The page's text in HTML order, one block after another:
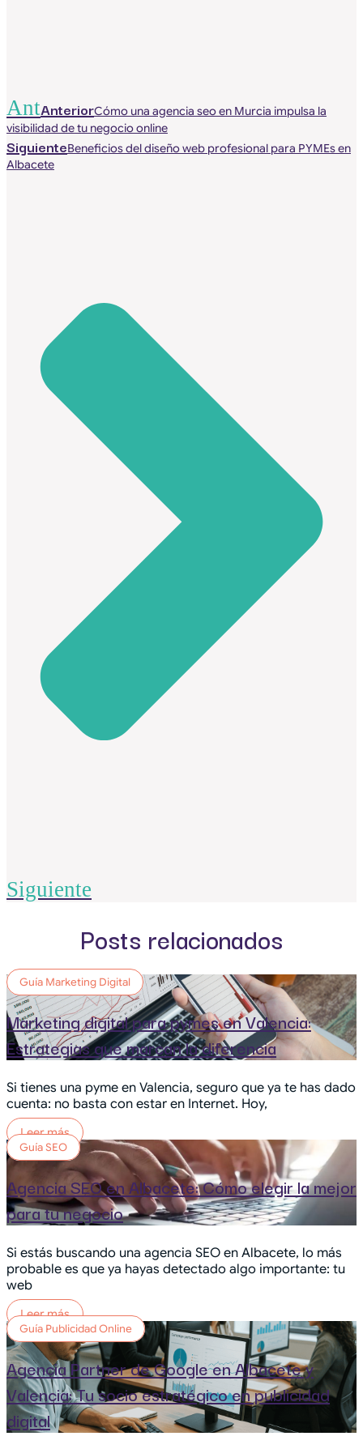
AntAnteriorCómo una agencia seo en Murcia impulsa la
visibilidad de tu negocio online
SiguienteBeneficios del diseño web profesional para PYMEs en
Albacete
Siguiente
Posts relacionados
Guía Marketing Digital
Marketing digital para pymes en Valencia:
Estrategias que marcan la diferencia
Si tienes una pyme en Valencia, seguro que ya te has dado
cuenta: no basta con estar en Internet. Hoy,
Leer más
Guía SEO
Agencia SEO en Albacete: Cómo elegir la mejor
para tu negocio
Si estás buscando una agencia SEO en Albacete, lo más
probable es que ya hayas detectado algo importante: tu
web
Leer más
Guía Publicidad Online
Agencia Partner de Google en Albacete y
Valencia: Tu socio estratégico en publicidad
digital